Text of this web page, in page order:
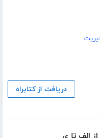
دریافت از کتابراه